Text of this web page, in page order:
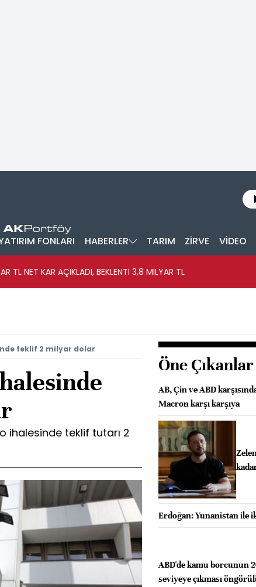
FONLARI HABERLER TARIM ZİRVE VİDEO
TL NET KAR AÇIKLADI, BEKLENTİ 3,8 MİLYAR TL
teklif 2 milyar dolar
ihalesinde teklif tutarı 2
Öne Çıkanlar
AB, Çin ve ABD
Macron karşı karşıya
Erdoğan: Yunanistan ile
ABD'de kamu borcunun
seviyeye çıkması